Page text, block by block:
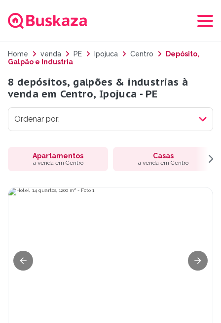
Home venda PE Ipojuca Centro
Depósito,
Galpão e Industria
8 depósitos, galpões & industrias à
venda em Centro, Ipojuca - PE
Apartamentos
à venda em Centro
Casas
à venda em Centro